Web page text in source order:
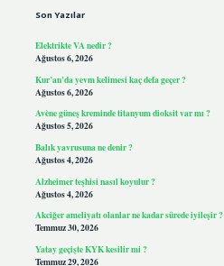
Son Yazılar
Elektrikte VA nedir ?
Ağustos 6, 2026
Kur’an’da yevm kelimesi kaç defa geçer ?
Ağustos 6, 2026
Avène güneş kreminde titanyum dioksit var mı ?
Ağustos 5, 2026
Balık yavrusuna ne denir ?
Ağustos 4, 2026
Alzheimer teşhisi nasıl koyulur ?
Ağustos 4, 2026
Akciğer ameliyatı olanlar ne kadar sürede iyileşir ?
Temmuz 30, 2026
Yatay geçişte KYK kesilir mi ?
Temmuz 29, 2026